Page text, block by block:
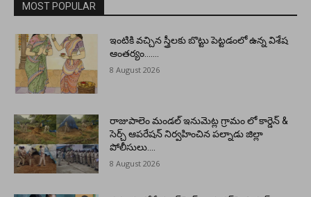
MOST POPULAR
ఇంటికి వచ్చిన స్త్రీలకు బొట్టు పెట్టడంలో ఉన్న విశేష
ఆంతర్యం…….
8 August 2026
రాజుపాలెం మండల్ ఇనుమెట్ల గ్రామం లో కార్డెన్ &
సెర్చ్ ఆపరేషన్ నిర్వహించిన పల్నాడు జిల్లా
పోలీసులు….
8 August 2026